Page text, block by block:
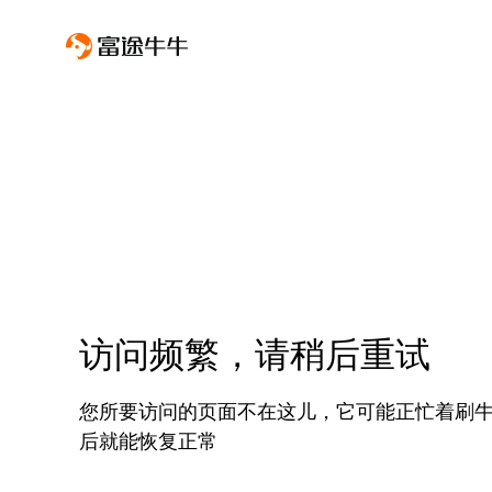
访问频繁，请稍后重试
您所要访问的页面不在这儿，它可能正忙着刷
后就能恢复正常